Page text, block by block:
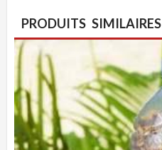
PRODUITS SIMILAIRES